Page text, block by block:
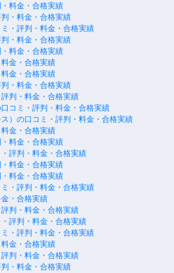
料金・合格実績
・料金・合格実績
・評判・料金・合格実績
・料金・合格実績
料金・合格実績
金・合格実績
金・合格実績
・料金・合格実績
判・料金・合格実績
コミ・評判・料金・合格実績
）の口コミ・評判・料金・合格実績
金・合格実績
料金・合格実績
評判・料金・合格実績
料金・合格実績
料金・合格実績
・評判・料金・合格実績
・合格実績
判・料金・合格実績
評判・料金・合格実績
・評判・料金・合格実績
金・合格実績
判・料金・合格実績
・料金・合格実績